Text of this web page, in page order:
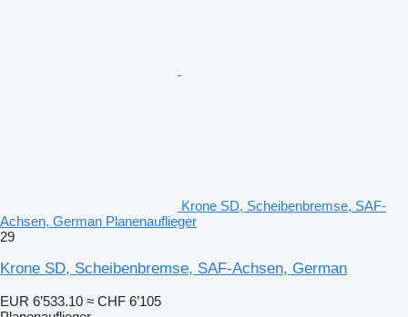
Krone SD, Scheibenbremse, SAF-
Achsen, German Planenauflieger
29
Krone SD, Scheibenbremse, SAF-Achsen, German
EUR 6’533.10 ≈ CHF 6’105